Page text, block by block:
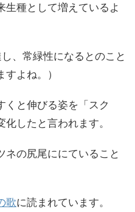
生種として増えているよ
、常緑性になるとのこと
よね。）
くと伸びる姿を「スク
したと言われます。
ネの尻尾ににていること
歌に読まれています。